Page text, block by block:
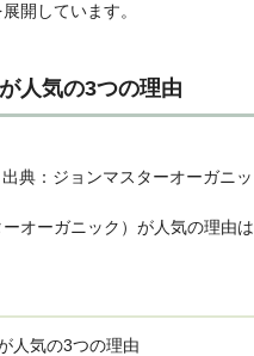
開しています。
人気の3つの理由
出典：ジョンマスターオーガニ
オーガニック）が人気の理由
人気の3つの理由